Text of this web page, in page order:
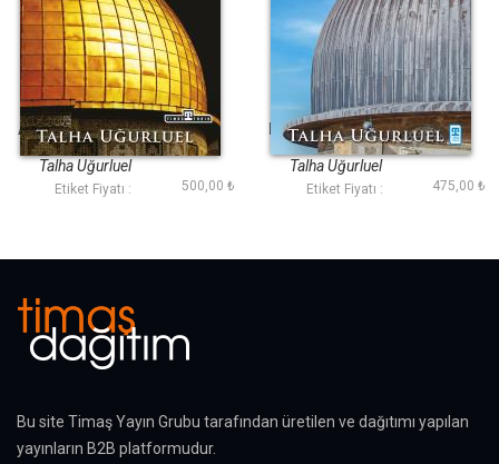
Arzın Kapısı Kudüs
Talha Uğurluel
Etiket Fiyatı : 500,00 ₺
Kudüs 2-Eski Şehir
Talha Uğurluel
Etiket Fiyatı : 475,00 ₺
Bu site Timaş Yayın Grubu tarafından üretilen ve dağıtımı yapılan
yayınların B2B platformudur.